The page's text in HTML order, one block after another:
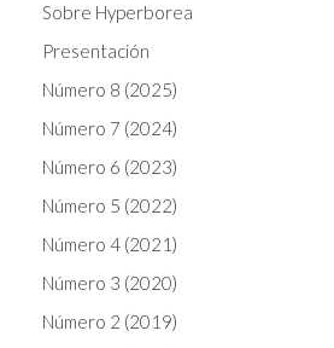
Sobre Hyperborea
Presentación
Número 8 (2025)
Número 7 (2024)
Número 6 (2023)
Número 5 (2022)
Número 4 (2021)
Número 3 (2020)
Número 2 (2019)